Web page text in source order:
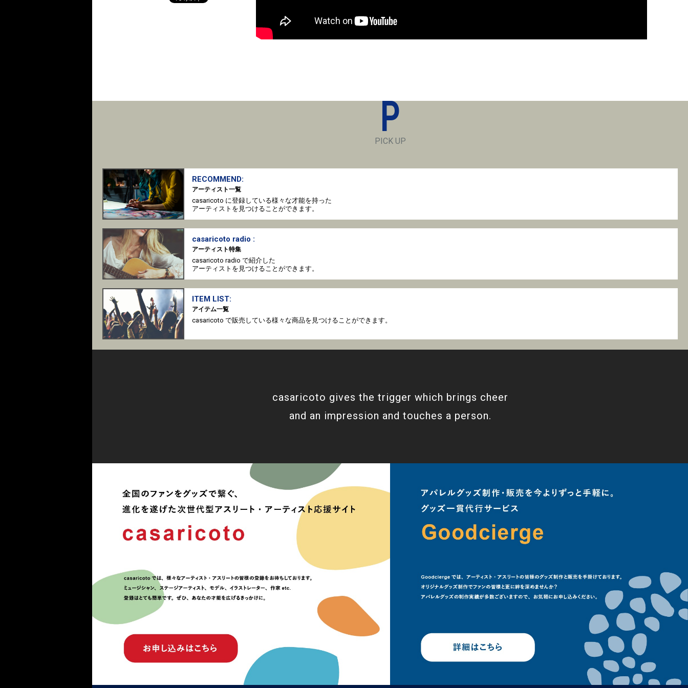
P
PICK UP
RECOMMEND:
アーティスト一覧
casaricoto に登録している様々な才能を持った
アーティストを見つけることができます。
casaricoto radio :
アーティスト特集
casaricoto radio で紹介した
アーティストを見つけることができます。
ITEM LIST:
アイテム一覧
casaricoto で販売している様々な商品を見つけることができます。
casaricoto gives the trigger which brings cheer
and an impression and touches a person.